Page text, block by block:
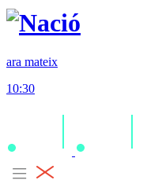
ara mateix
10:30